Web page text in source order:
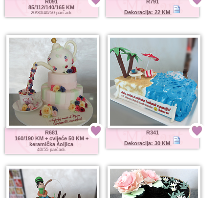
R091
85/112/140/165 KM
20/30/40/50 parčadi.
R791
Dekoracija: 22 KM
R681
160/190 KM+ cvijeće 50 KM +
keramička šoljica
40/55 parčadi.
R341
Dekoracija: 30 KM